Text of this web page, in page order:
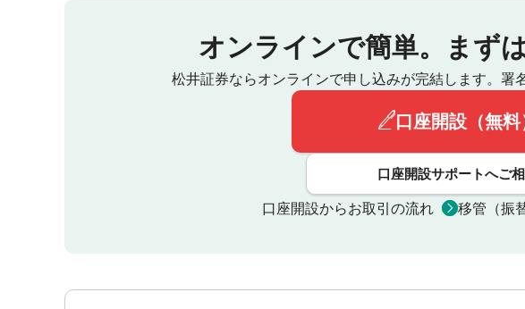
オンラインで簡単。 まず
松井証券ならオンラインで申し込みが完結します。 署
口座開設（無料
口座開設サポートへご
口座開設からお取引の流れ 移管（振